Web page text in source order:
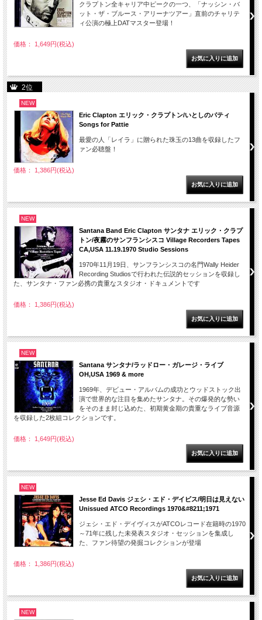
クラプトン全キャリア中ピークの一つ、「ナッシン・バ
ット・ザ・ブルース・アリーナツアー」直前のチャリテ
ィ公演の極上DATマスター登場！
価格： 1,649円(税込)
2位
NEW
Eric Clapton エリック・クラプトン/いとしのパティ
Songs for Pattie
最愛の人「レイラ」に贈られた珠玉の13曲を収録したフ
ァン必聴盤！
価格： 1,386円(税込)
NEW
Santana Band Eric Clapton サンタナ エリック・クラプ
トン/夜霧のサンフランシスコ Village Recorders Tapes
CA,USA 11.19.1970 Studio Sessions
1970年11月19日、サンフランシスコの名門Wally Heider
Recording Studiosで行われた伝説的セッションを収録し
た、サンタナ・ファン必携の貴重なスタジオ・ドキュメントです
価格： 1,386円(税込)
NEW
Santana サンタナ/ラッドロー・ガレージ・ライブ
OH,USA 1969 & more
1969年、デビュー・アルバムの成功とウッドストック出
演で世界的な注目を集めたサンタナ。その爆発的な勢い
をそのまま封じ込めた、初期黄金期の貴重なライブ音源
を収録した2枚組コレクションです。
価格： 1,649円(税込)
NEW
Jesse Ed Davis ジェシ・エド・デイビス/明日は見えない
Unissued ATCO Recordings 1970&#8211;1971
ジェシ・エド・デイヴィスがATCOレコード在籍時の1970
～71年に残した未発表スタジオ・セッションを集成し
た、ファン待望の発掘コレクションが登場
価格： 1,386円(税込)
NEW